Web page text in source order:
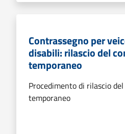
Contrassegno per
disabili: rilascio del
temporaneo
Procedimento di rilascio
temporaneo